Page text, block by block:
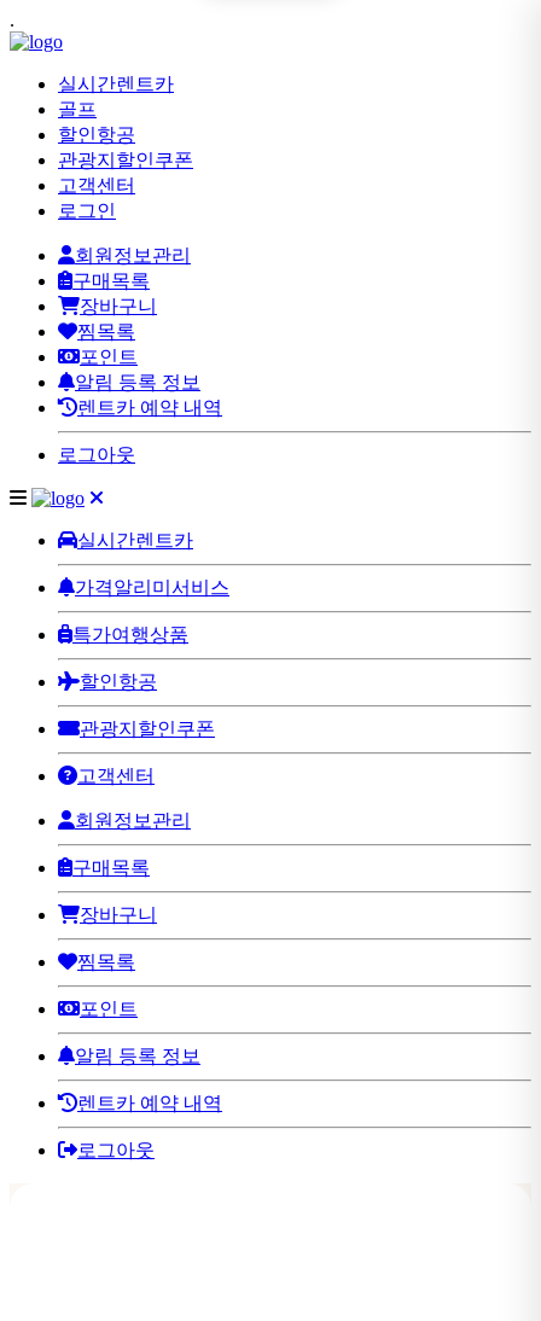
.
실시간렌트카
골프
할인항공
관광지할인쿠폰
고객센터
로그인
회원정보관리
구매목록
장바구니
찜목록
포인트
알림 등록 정보
렌트카 예약 내역
로그아웃
실시간렌트카
가격알리미서비스
특가여행상품
할인항공
관광지할인쿠폰
고객센터
회원정보관리
구매목록
장바구니
찜목록
포인트
알림 등록 정보
렌트카 예약 내역
로그아웃